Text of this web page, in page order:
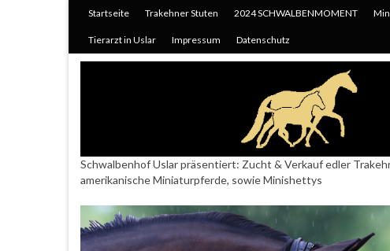
Startseite Trakehner Stuten 2024 SCHWALBENMOMENT
Tierarzt in Uslar Impressum Datenschutz
Schwalbenhof Uslar präsentiert: Zucht & Verkauf edler
amerikanische Miniaturpferde, sowie Minishettys